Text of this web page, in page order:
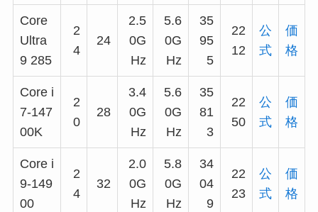
Core
Ultra
9 285
2
4
24
2.5
0G
Hz
5.6
0G
Hz
35
95
5
22
12
公
式
価
格
Core i
7-147
00K
2
0
28
3.4
0G
Hz
5.6
0G
Hz
35
81
3
22
50
公
式
価
格
Core i
9-149
00
2
4
32
2.0
0G
Hz
5.8
0G
Hz
34
04
9
22
23
公
式
価
格